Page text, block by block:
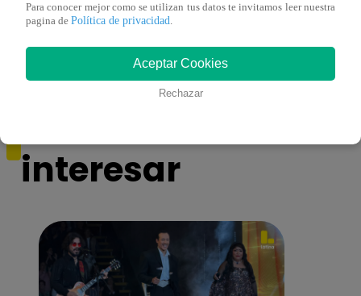
interesar
Para conocer mejor como se utilizan tus datos te invitamos leer nuestra
pagina de Política de privacidad
Aceptar Cookies
Rechazar